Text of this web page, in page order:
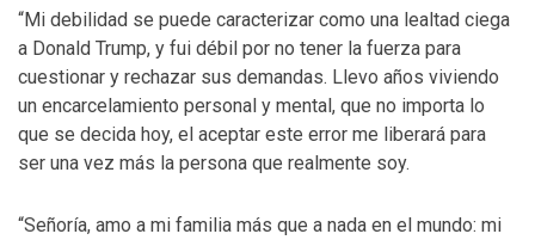
“Mi debilidad se puede caracterizar como una lealtad ciega
a Donald Trump, y fui débil por no tener la fuerza para
cuestionar y rechazar sus demandas. Llevo años viviendo
un encarcelamiento personal y mental, que no importa lo
que se decida hoy, el aceptar este error me liberará para
ser una vez más la persona que realmente soy.
“Señoría, amo a mi familia más que a nada en el mundo: mi